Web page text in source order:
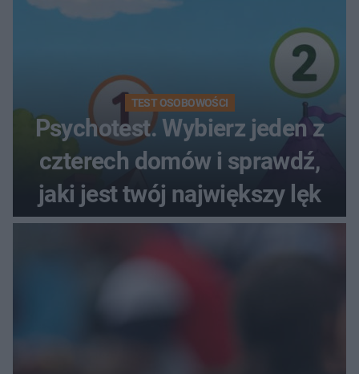
TEST OSOBOWOŚCI
Psychotest. Wybierz jeden z
czterech domów i sprawdź,
jaki jest twój największy lęk